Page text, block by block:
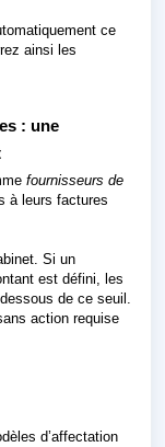
ce
ainsi les
: une
fournisseurs de
à leurs factures
Si un
est défini, les
de ce seuil.
action requise
d’affectation